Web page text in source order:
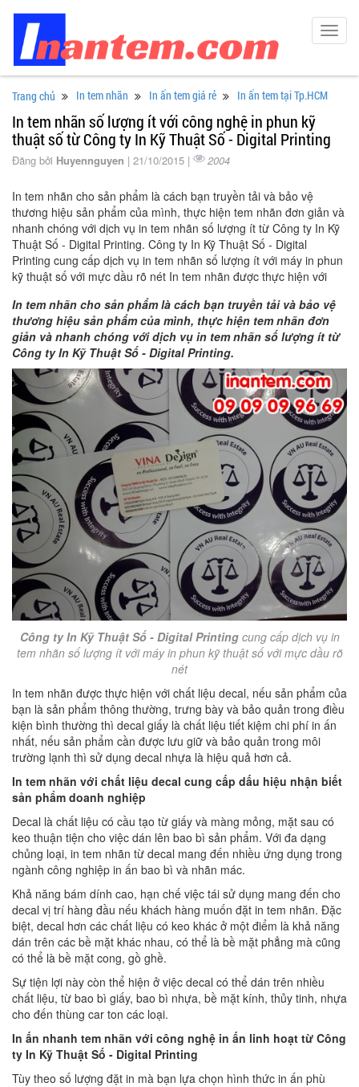
Trang chủ In tem nhãn In ấn tem giá rẻ In ấn tem tại Tp.HCM
In tem nhãn số lượng ít với công nghệ in phun kỹ
thuật số từ Công ty In Kỹ Thuật Số - Digital Printing
Đăng bởi Huyennguyen | 21/10/2015 | 2004
In tem nhãn cho sản phẩm là cách bạn truyền tải và bảo vệ
thương hiệu sản phẩm của mình, thực hiện tem nhãn đơn giản và
nhanh chóng với dịch vụ in tem nhãn số lượng ít từ Công ty In Kỹ
Thuật Số - Digital Printing. Công ty In Kỹ Thuật Số - Digital
Printing cung cấp dịch vụ in tem nhãn số lượng ít với máy in phun
kỹ thuật số với mực dầu rõ nét In tem nhãn được thực hiện với
In tem nhãn cho sản phẩm là cách bạn truyền tải và bảo vệ
thương hiệu sản phẩm của mình, thực hiện tem nhãn đơn
giản và nhanh chóng với dịch vụ in tem nhãn số lượng ít từ
Công ty In Kỹ Thuật Số - Digital Printing.
Công ty In Kỹ Thuật Số - Digital Printing cung cấp dịch vụ in
tem nhãn số lượng ít với máy in phun kỹ thuật số với mực dầu rõ
nét
In tem nhãn được thực hiện với chất liệu decal, nếu sản phẩm của
bạn là sản phẩm thông thường, trưng bày và bảo quản trong điều
kiện bình thường thì decal giấy là chất liệu tiết kiệm chi phí in ấn
nhất, nếu sản phẩm cần được lưu giữ và bảo quản trong môi
trường lạnh thì sử dụng decal nhựa là hiệu quả hơn cả.
In tem nhãn với chất liệu decal cung cấp dấu hiệu nhận biết
sản phẩm doanh nghiệp
Decal là chất liệu có cầu tạo từ giấy và màng mỏng, mặt sau có
keo thuận tiện cho việc dán lên bao bì sản phẩm. Với đa dạng
chủng loại, in tem nhãn từ decal mang đến nhiều ứng dụng trong
ngành công nghiệp in ấn bao bì và nhãn mác.
Khả năng bám dính cao, hạn chế việc tái sử dụng mang đến cho
decal vị trí hàng đầu nếu khách hàng muốn đặt in tem nhãn. Đặc
biệt, decal hơn các chất liệu có keo khác ở một điểm là khả năng
dán trên các bề mặt khác nhau, có thể là bề mặt phẳng mà cũng
có thể là bề mặt cong, gồ ghề.
Sự tiện lợi này còn thể hiện ở việc decal có thể dán trên nhiều
chất liệu, từ bao bì giấy, bao bì nhựa, bề mặt kính, thủy tinh, nhựa
cho đến thùng car ton các loại.
In ấn nhanh tem nhãn với công nghệ in ấn linh hoạt từ Công
ty In Kỹ Thuật Số - Digital Printing
Tùy theo số lượng đặt in mà bạn lựa chọn hình thức in ấn phù